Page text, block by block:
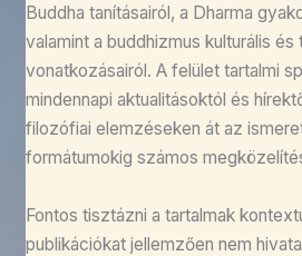
Buddha tanításairól, a Dharma
valamint a buddhizmus kulturális és
vonatkozásairól. A felület tartalmi
mindennapi aktualitásoktól és
filozófiai elemzéseken át az
formátumokig számos
Fontos tisztázni a tartalmak
publikációkat jellemzően nem